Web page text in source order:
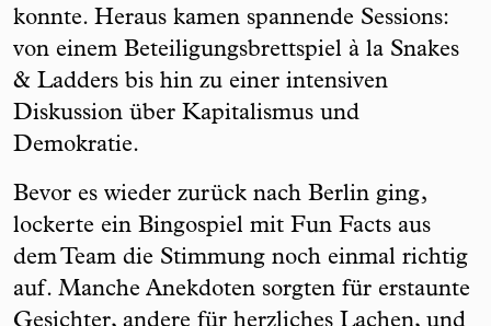
konnte. Heraus kamen spannende Sessions:
von einem Beteiligungsbrettspiel à la Snakes
& Ladders bis hin zu einer intensiven
Diskussion über Kapitalismus und
Demokratie.
Bevor es wieder zurück nach Berlin ging,
lockerte ein Bingospiel mit Fun Facts aus
dem Team die Stimmung noch einmal richtig
auf. Manche Anekdoten sorgten für erstaunte